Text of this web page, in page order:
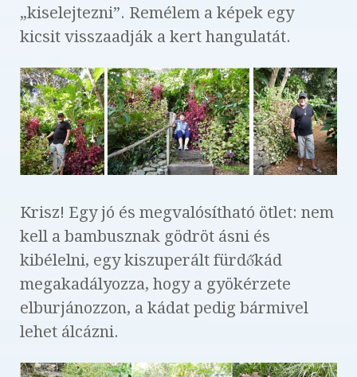
„kiselejtezni”. Remélem a képek egy
kicsit visszaadják a kert hangulatát.
Krisz! Egy jó és megvalósítható ötlet: nem
kell a bambusznak gödröt ásni és
kibélelni, egy kiszuperált fürdőkád
megakadályozza, hogy a gyökérzete
elburjánozzon, a kádat pedig bármivel
lehet álcázni.